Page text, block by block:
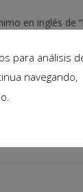
en inglés de
para análisis
navegando,